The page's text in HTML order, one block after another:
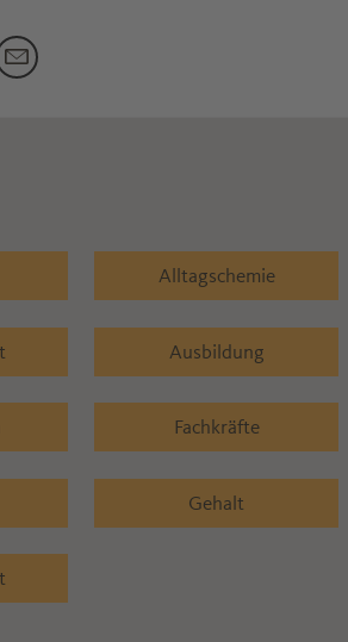
Arbeiten – aber anders" teilen auf
Fokus: Arbeiten – aber anders" teilen
"Im Fokus: Arbeiten – aber anders"
Beitrag "Im Fokus: Arbeiten – aber
Den Beitrag "Im Fokus: Arbeiten –
Alltagschemie
Ausbildung
Fachkräfte
Gehalt